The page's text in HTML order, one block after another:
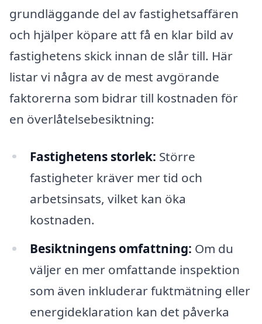
grundläggande del av fastighetsaffären
och hjälper köpare att få en klar bild av
fastighetens skick innan de slår till. Här
listar vi några av de mest avgörande
faktorerna som bidrar till kostnaden för
en överlåtelsebesiktning:
Fastighetens storlek: Större
fastigheter kräver mer tid och
arbetsinsats, vilket kan öka
kostnaden.
Besiktningens omfattning: Om du
väljer en mer omfattande inspektion
som även inkluderar fuktmätning eller
energideklaration kan det påverka